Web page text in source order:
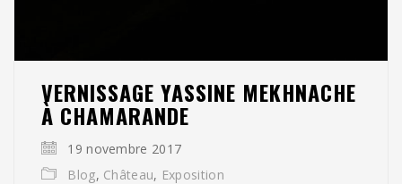
VERNISSAGE YASSINE MEKHNACHE
À CHAMARANDE
19 novembre 2017
Blog, Château, Exposition